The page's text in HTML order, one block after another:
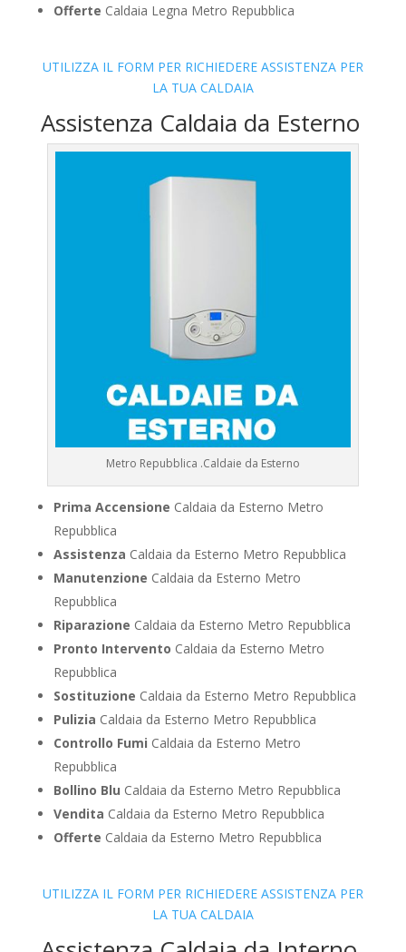
Offerte Caldaia Legna Metro Repubblica
UTILIZZA IL FORM PER RICHIEDERE ASSISTENZA PER
LA TUA CALDAIA
Assistenza Caldaia da Esterno
Metro Repubblica .Caldaie da Esterno
Prima Accensione Caldaia da Esterno Metro
Repubblica
Assistenza Caldaia da Esterno Metro Repubblica
Manutenzione Caldaia da Esterno Metro
Repubblica
Riparazione Caldaia da Esterno Metro Repubblica
Pronto Intervento Caldaia da Esterno Metro
Repubblica
Sostituzione Caldaia da Esterno Metro Repubblica
Pulizia Caldaia da Esterno Metro Repubblica
Controllo Fumi Caldaia da Esterno Metro
Repubblica
Bollino Blu Caldaia da Esterno Metro Repubblica
Vendita Caldaia da Esterno Metro Repubblica
Offerte Caldaia da Esterno Metro Repubblica
UTILIZZA IL FORM PER RICHIEDERE ASSISTENZA PER
LA TUA CALDAIA